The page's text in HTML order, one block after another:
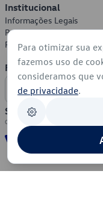
Institucional
Informações Legais
Política de Privacidade
Política de Cookies
Formas de
Segurança
Para otimizar sua
fazemos uso de
consideramos que
de privacidade.